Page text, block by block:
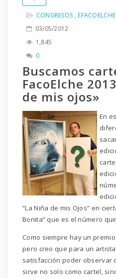
CONGRESOS ,EFACOELCHE
03/05/2012
1,845
0
Buscamos
FacoElche
de mis ojos»
En
“La Niña de mis Ojos” en
Bonita” que es el número
Como siempre hay un
pero creo que para un
satisfacción poder observar
sirve no solo como cartel,